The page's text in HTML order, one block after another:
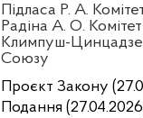
Підласа Р. А.
Радіна А. О.
Климпуш-Цинцадзе
Союзу
Проєкт Закону
Подання